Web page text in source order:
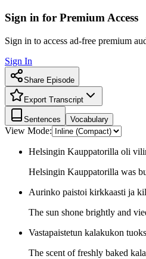
Sign in for Premium Access
Sign in to access ad-free premium
Sign In
Share Episode
Export Transcript
Sentences Vocabulary
View Mode:
Helsingin Kauppatorilla oli
Helsingin Kauppatorilla was
Aurinko paistoi kirkkaasti ja
The sun shone brightly and
Vastapaistetun kalakukon
The scent of freshly baked